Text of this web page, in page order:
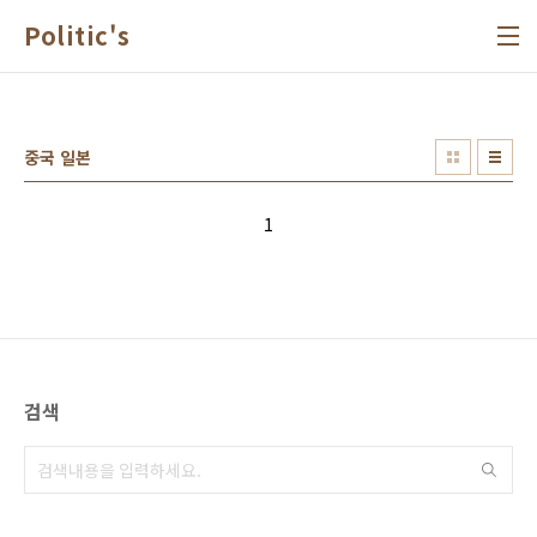
Politic's
중국 일본
1
검색